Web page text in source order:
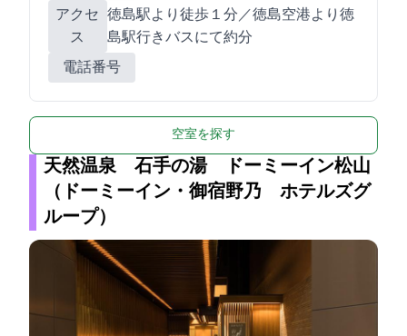
アクセ
ス
JR徳島駅より徒歩１分／徳島空港より徳
島駅行きバスにて約28分
電話番号
空室を探す
天然温泉 石手の湯 ドーミーイン松山
（ドーミーイン・御宿野乃 ホテルズグ
ループ）